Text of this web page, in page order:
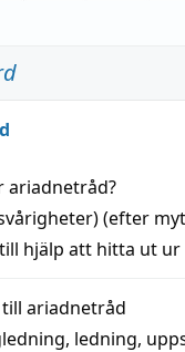
ariadnetråd?
(efter
hjälp att hitta ut ur
ariadnetråd
, ledning,